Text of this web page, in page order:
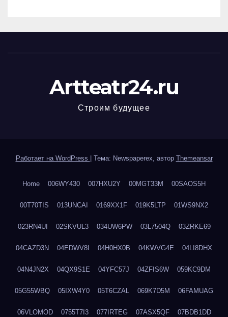
Artteatr24.ru
Строим будущее
Работает на WordPress Тема: Newspaperex, автор Themeansar
Home 006WY430 007HXU2Y 00MGT33M 00SAOS5H
00T70TIS 013UNCAI 0169XX1F 019K5LTP 01WS9NX2
023RN4UI 02SKVUL3 034UW6PW 03L7504Q 03ZRKE69
04CAZD3N 04EDWV8I 04H0HX0B 04KWVG4E 04LI8DHX
04N4JN2X 04QX9S1E 04YFC57J 04ZFIS6W 059KC9DM
05G55WBQ 05IXW4Y0 05T6CZAL 069K7D5M 06FAMUAG
06VLOMOD 0755T7I3 077IRTEG 07ASX5QF 07BDB1DD